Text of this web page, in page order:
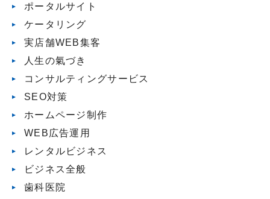
ポータルサイト
ケータリング
実店舗WEB集客
人生の氣づき
コンサルティングサービス
SEO対策
ホームページ制作
WEB広告運用
レンタルビジネス
ビジネス全般
歯科医院